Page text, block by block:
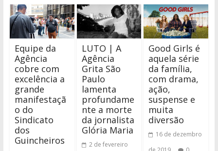
Equipe da
Agência
cobre com
excelência a
grande
manifestaçã
o do
Sindicato
dos
Guincheiros
LUTO | A
Agência
Grita São
Paulo
lamenta
profundame
nte a morte
da jornalista
Glória Maria
2 de fevereiro
Good Girls é
aquela série
da família,
com drama,
ação,
suspense e
muita
diversão
16 de dezembro